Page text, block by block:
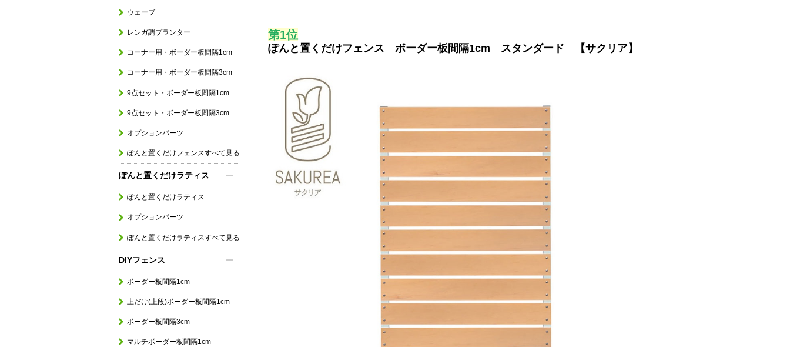
ウェーブ
レンガ調プランター
コーナー用・ボーダー板間隔1cm
コーナー用・ボーダー板間隔3cm
9点セット・ボーダー板間隔1cm
9点セット・ボーダー板間隔3cm
オプションパーツ
ぽんと置くだけフェンスすべて見る
ぽんと置くだけラティス
ぽんと置くだけラティス
オプションパーツ
ぽんと置くだけラティスすべて見る
DIYフェンス
ボーダー板間隔1cm
上だけ(上段)ボーダー板間隔1cm
ボーダー板間隔3cm
マルチボーダー板間隔1cm
第1位
ぽんと置くだけフェンス ボーダー板間隔1cm スタンダード 【サクリア】